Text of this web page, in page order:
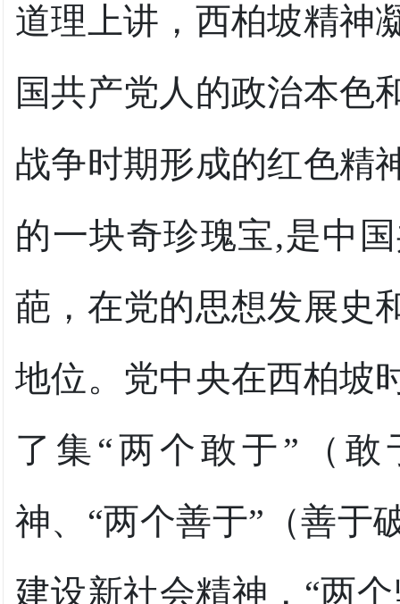
道理上讲，西柏坡精神
国共产党人的政治本色
战争时期形成的红色精
的一块奇珍瑰宝,是中
葩，在党的思想发展史
地位。党中央在西柏坡
了集“两个敢于”（
神、“两个善于”（善于
建设新社会精神，“两